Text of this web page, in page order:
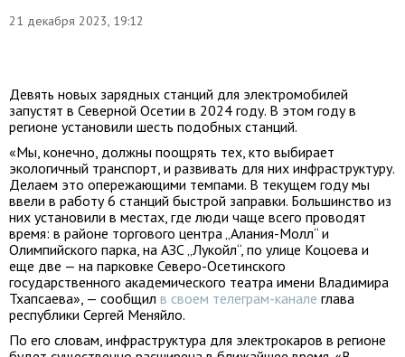
21 декабря 2023, 19:12
Девять новых зарядных станций для электромобилей
запустят в Северной Осетии в 2024 году. В этом году в
регионе установили шесть подобных станций.
«Мы, конечно, должны поощрять тех, кто выбирает
экологичный транспорт, и развивать для них инфраструктуру.
Делаем это опережающими темпами. В текущем году мы
ввели в работу 6 станций быстрой заправки. Большинство из
них установили в местах, где люди чаще всего проводят
время: в районе торгового центра „Алания-Молл“ и
Олимпийского парка, на АЗС „Лукойл“, по улице Коцоева и
еще две — на парковке Северо-Осетинского
государственного академического театра имени Владимира
Тхапсаева», — сообщил в своем телеграм-канале глава
республики Сергей Меняйло.
По его словам, инфраструктура для электрокаров в регионе